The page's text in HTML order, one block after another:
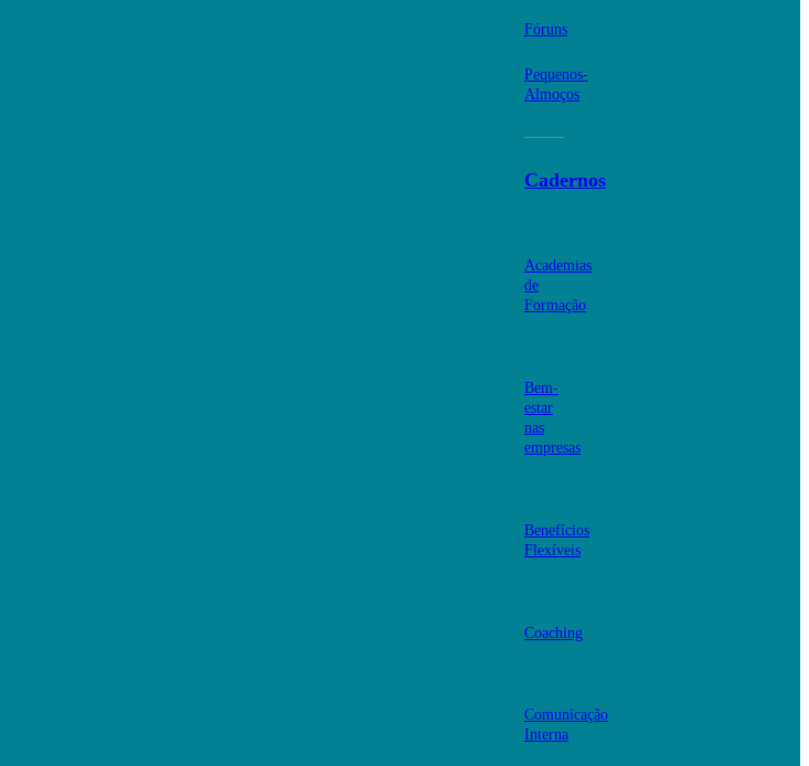
Fóruns
Pequenos-
Almoços
Cadernos
Academias
de
Formação
Bem-
estar
nas
empresas
Benefícios
Flexíveis
Coaching
Comunicação
Interna